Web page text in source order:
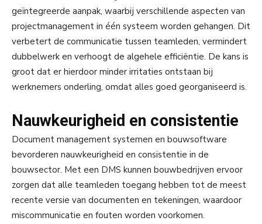
geïntegreerde aanpak, waarbij verschillende aspecten van
projectmanagement in één systeem worden gehangen. Dit
verbetert de communicatie tussen teamleden, vermindert
dubbelwerk en verhoogt de algehele efficiëntie. De kans is
groot dat er hierdoor minder irritaties ontstaan bij
werknemers onderling, omdat alles goed georganiseerd is.
Nauwkeurigheid en consistentie
Document management systemen en bouwsoftware
bevorderen nauwkeurigheid en consistentie in de
bouwsector. Met een DMS kunnen bouwbedrijven ervoor
zorgen dat alle teamleden toegang hebben tot de meest
recente versie van documenten en tekeningen, waardoor
miscommunicatie en fouten worden voorkomen.